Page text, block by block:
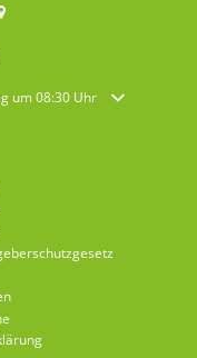
auszublenden
um 08:30 Uhr